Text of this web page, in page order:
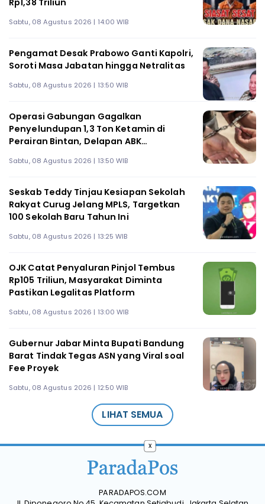
Sabtu, 08 Agustus 2026 | 14:00 WIB
Pengamat Desak Prabowo Ganti Kapolri,
Soroti Masa Jabatan hingga Netralitas
Sabtu, 08 Agustus 2026 | 13:50 WIB
Operasi Gabungan Gagalkan
Penyelundupan 1,3 Ton Ketamin di
Perairan Bintan, Delapan ABK
Sabtu, 08 Agustus 2026 | 13:50 WIB
Seskab Teddy Tinjau Kesiapan Sekolah
Rakyat Curug Jelang MPLS, Targetkan
100 Sekolah Baru Tahun Ini
Sabtu, 08 Agustus 2026 | 13:25 WIB
OJK Catat Penyaluran Pinjol Tembus
Rp105 Triliun, Masyarakat Diminta
Pastikan Legalitas Platform
Sabtu, 08 Agustus 2026 | 13:00 WIB
Gubernur Jabar Minta Bupati Bandung
Barat Tindak Tegas ASN yang Viral soal
Fee Proyek
Sabtu, 08 Agustus 2026 | 12:50 WIB
LIHAT SEMUA
PARADAPOS.COM
x